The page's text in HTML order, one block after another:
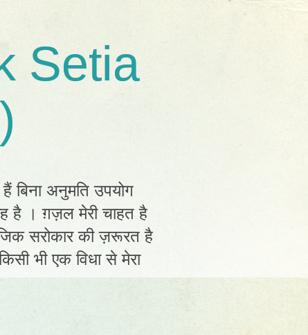
Setia
बिना अनुमति उपयोग
है । ग़ज़ल मेरी चाहत है
सरोकार की ज़रूरत है
भी एक विधा से मेरा